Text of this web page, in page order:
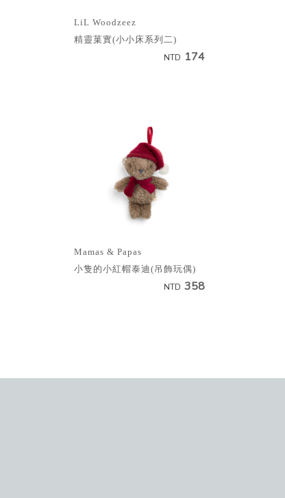
LiL Woodzeez
精靈菓實(小小床系列二)
NTD 174
Mamas & Papas
小隻的小紅帽泰迪(吊飾玩偶)
NTD 358